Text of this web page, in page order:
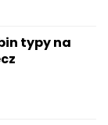
typy na